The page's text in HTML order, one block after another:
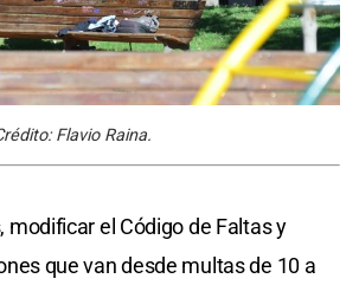
Flavio Raina.
modificar el Código de Faltas y
que van desde multas de 10 a